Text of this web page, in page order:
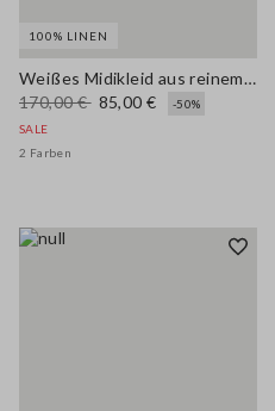
100% LINEN
Weißes Midikleid aus reinem Leinen mit schmalen Trägern
170,00 € 85,00 €
-50%
SALE
2 Farben